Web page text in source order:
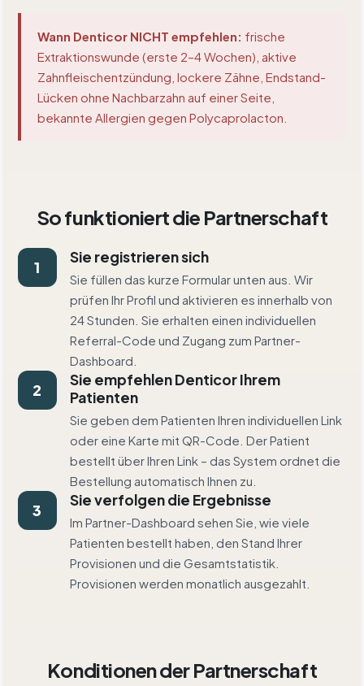
Wann Denticor NICHT empfehlen: frische
Extraktionswunde (erste 2–4 Wochen), aktive
Zahnfleischentzündung, lockere Zähne, Endstand-
Lücken ohne Nachbarzahn auf einer Seite,
bekannte Allergien gegen Polycaprolacton.
So funktioniert die Partnerschaft
1
Sie registrieren sich
Sie füllen das kurze Formular unten aus. Wir
prüfen Ihr Profil und aktivieren es innerhalb von
24 Stunden. Sie erhalten einen individuellen
Referral-Code und Zugang zum Partner-
Dashboard.
2
Sie empfehlen Denticor Ihrem
Patienten
Sie geben dem Patienten Ihren individuellen Link
oder eine Karte mit QR-Code. Der Patient
bestellt über Ihren Link – das System ordnet die
Bestellung automatisch Ihnen zu.
3
Sie verfolgen die Ergebnisse
Im Partner-Dashboard sehen Sie, wie viele
Patienten bestellt haben, den Stand Ihrer
Provisionen und die Gesamtstatistik.
Provisionen werden monatlich ausgezahlt.
Konditionen der Partnerschaft